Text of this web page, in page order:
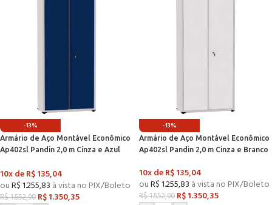
-13%
Armário de Aço Montável Econômico
Ap402sl Pandin 2,0 m Cinza e Azul
10x deR$135,04
ouR$1.255,83 à vista no PIX/Boleto
R$1.552,90 R$1.350,35
-13%
Armário de Aço Montável Econômico
Ap402sl Pandin 2,0 m Cinza e Branco
10x deR$135,04
ouR$1.255,83 à vista no PIX/Boleto
R$1.552,90 R$1.350,35